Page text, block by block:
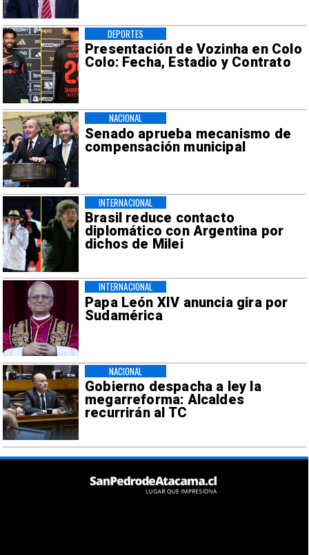
Presentación de Vozinha en Colo
Colo: Fecha, Estadio y Contrato
DEPORTES
Senado aprueba mecanismo de
compensación municipal
NACIONAL
Brasil reduce contacto
diplomático con Argentina por
dichos de Milei
INTERNACIONAL
Papa León XIV anuncia gira por
Sudamérica
INTERNACIONAL
Gobierno despacha a ley la
megarreforma: Alcaldes
recurrirán al TC
NACIONAL